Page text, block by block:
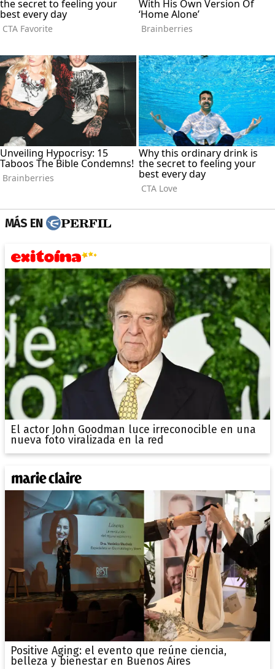
MÁS EN
El actor John Goodman luce irreconocible en una
nueva foto viralizada en la red
Positive Aging: el evento que reúne ciencia,
belleza y bienestar en Buenos Aires